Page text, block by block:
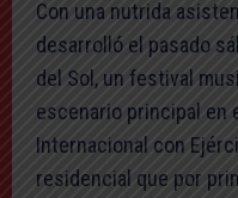
Con una nutrida
desarrolló el pasado
del Sol, un festival
escenario principal en
Internacional con
residencial que por